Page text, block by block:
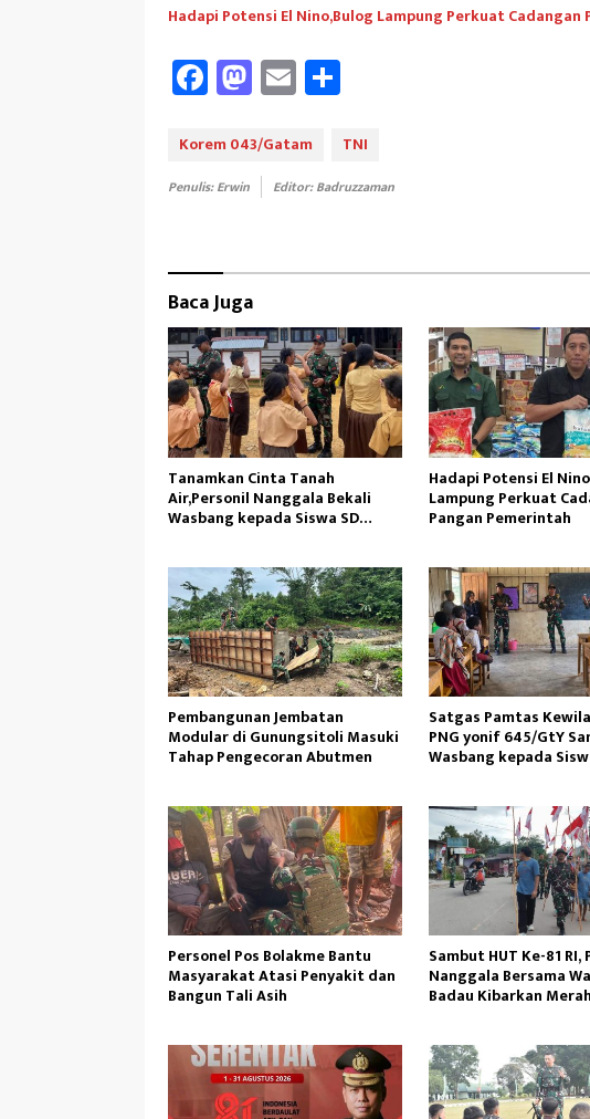
Hadapi Potensi El Nino,Bulog Lampung Perkuat Cadangan
Fa
ce
b
oo
M
as
to
d
E
m
ail e
Korem 043/Gatam TNI
Penulis: Erwin Editor: Badruzzaman
Baca Juga
Tanamkan Cinta Tanah
Air,Personil Nanggala Bekali
Wasbang kepada Siswa SD
Hadapi Potensi El
Lampung Perkuat
Pangan Pemerintah
Pembangunan Jembatan
Modular di Gunungsitoli Masuki
Tahap Pengecoran Abutmen
Satgas Pamtas
PNG yonif 645/GtY
Wasbang kepada
Personel Pos Bolakme Bantu
Masyarakat Atasi Penyakit dan
Bangun Tali Asih
Sambut HUT Ke-81 RI,
Nanggala Bersama
Badau Kibarkan